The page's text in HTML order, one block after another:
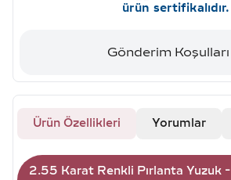
ürün sertifikalıdır.
Gönderim Koşulları
Ürün Özellikleri Yorumlar
2.55 Karat Renkli Pırlanta Yuzuk